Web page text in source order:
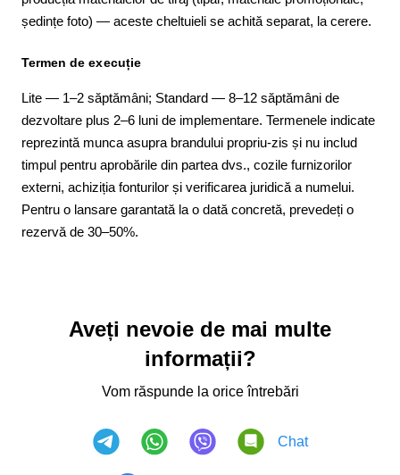
ședințe foto) — aceste cheltuieli se achită separat, la cerere.
Termen de execuție
Lite — 1–2 săptămâni; Standard — 8–12 săptămâni de
dezvoltare plus 2–6 luni de implementare. Termenele indicate
reprezintă munca asupra brandului propriu-zis și nu includ
timpul pentru aprobările din partea dvs., cozile furnizorilor
externi, achiziția fonturilor și verificarea juridică a numelui.
Pentru o lansare garantată la o dată concretă, prevedeți o
rezervă de 30–50%.
Aveți nevoie de mai multe
informații?
Vom răspunde la orice întrebări
Chat